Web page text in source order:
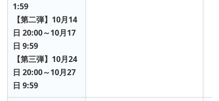
1:59
【第二弾】10月14
日 20:00～10月17
日 9:59
【第三弾】10月24
日 20:00～10月27
日 9:59